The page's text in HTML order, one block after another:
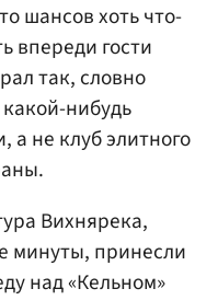
шансов хоть что-
впереди гости
так, словно
нибудь
а не клуб элитного
Вихнярека,
минуты, принесли
над «Кельном»